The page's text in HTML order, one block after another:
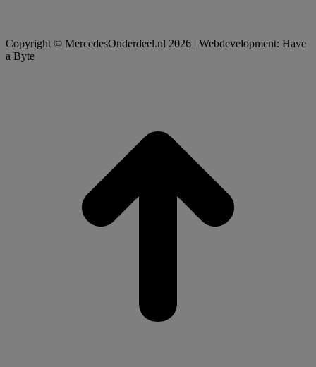
Copyright © MercedesOnderdeel.nl 2026 | Webdevelopment: Have
a Byte